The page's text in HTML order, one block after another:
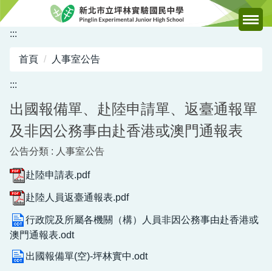
跳
主
容
:::
首頁 人事室公告
:::
出國報備單、赴陸申請單、返臺通報單
及非因公務事由赴香港或澳門通報表
公告分類 : 人事室公告
赴陸申請表.pdf
赴陸人員返臺通報表.pdf
行政院及所屬各機關（構）人員非因公務事由赴香港或
澳門通報表.odt
出國報備單(空)-坪林實中.odt